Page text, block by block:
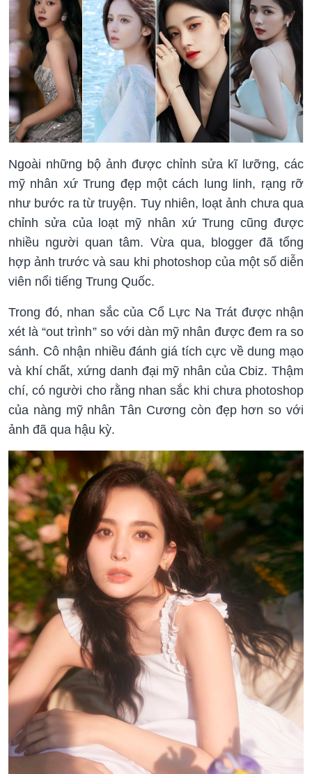
Ngoài những bộ ảnh được chỉnh sửa kĩ lưỡng, các
mỹ nhân xứ Trung đẹp một cách lung linh, rạng rỡ
như bước ra từ truyện. Tuy nhiên, loạt ảnh chưa qua
chỉnh sửa của loạt mỹ nhân xứ Trung cũng được
nhiều người quan tâm. Vừa qua, blogger đã tổng
hợp ảnh trước và sau khi photoshop của một số diễn
viên nổi tiếng Trung Quốc.
Trong đó, nhan sắc của Cổ Lực Na Trát được nhận
xét là “out trình” so với dàn mỹ nhân được đem ra so
sánh. Cô nhận nhiều đánh giá tích cực về dung mạo
và khí chất, xứng danh đại mỹ nhân của Cbiz. Thậm
chí, có người cho rằng nhan sắc khi chưa photoshop
của nàng mỹ nhân Tân Cương còn đẹp hơn so với
ảnh đã qua hậu kỳ.